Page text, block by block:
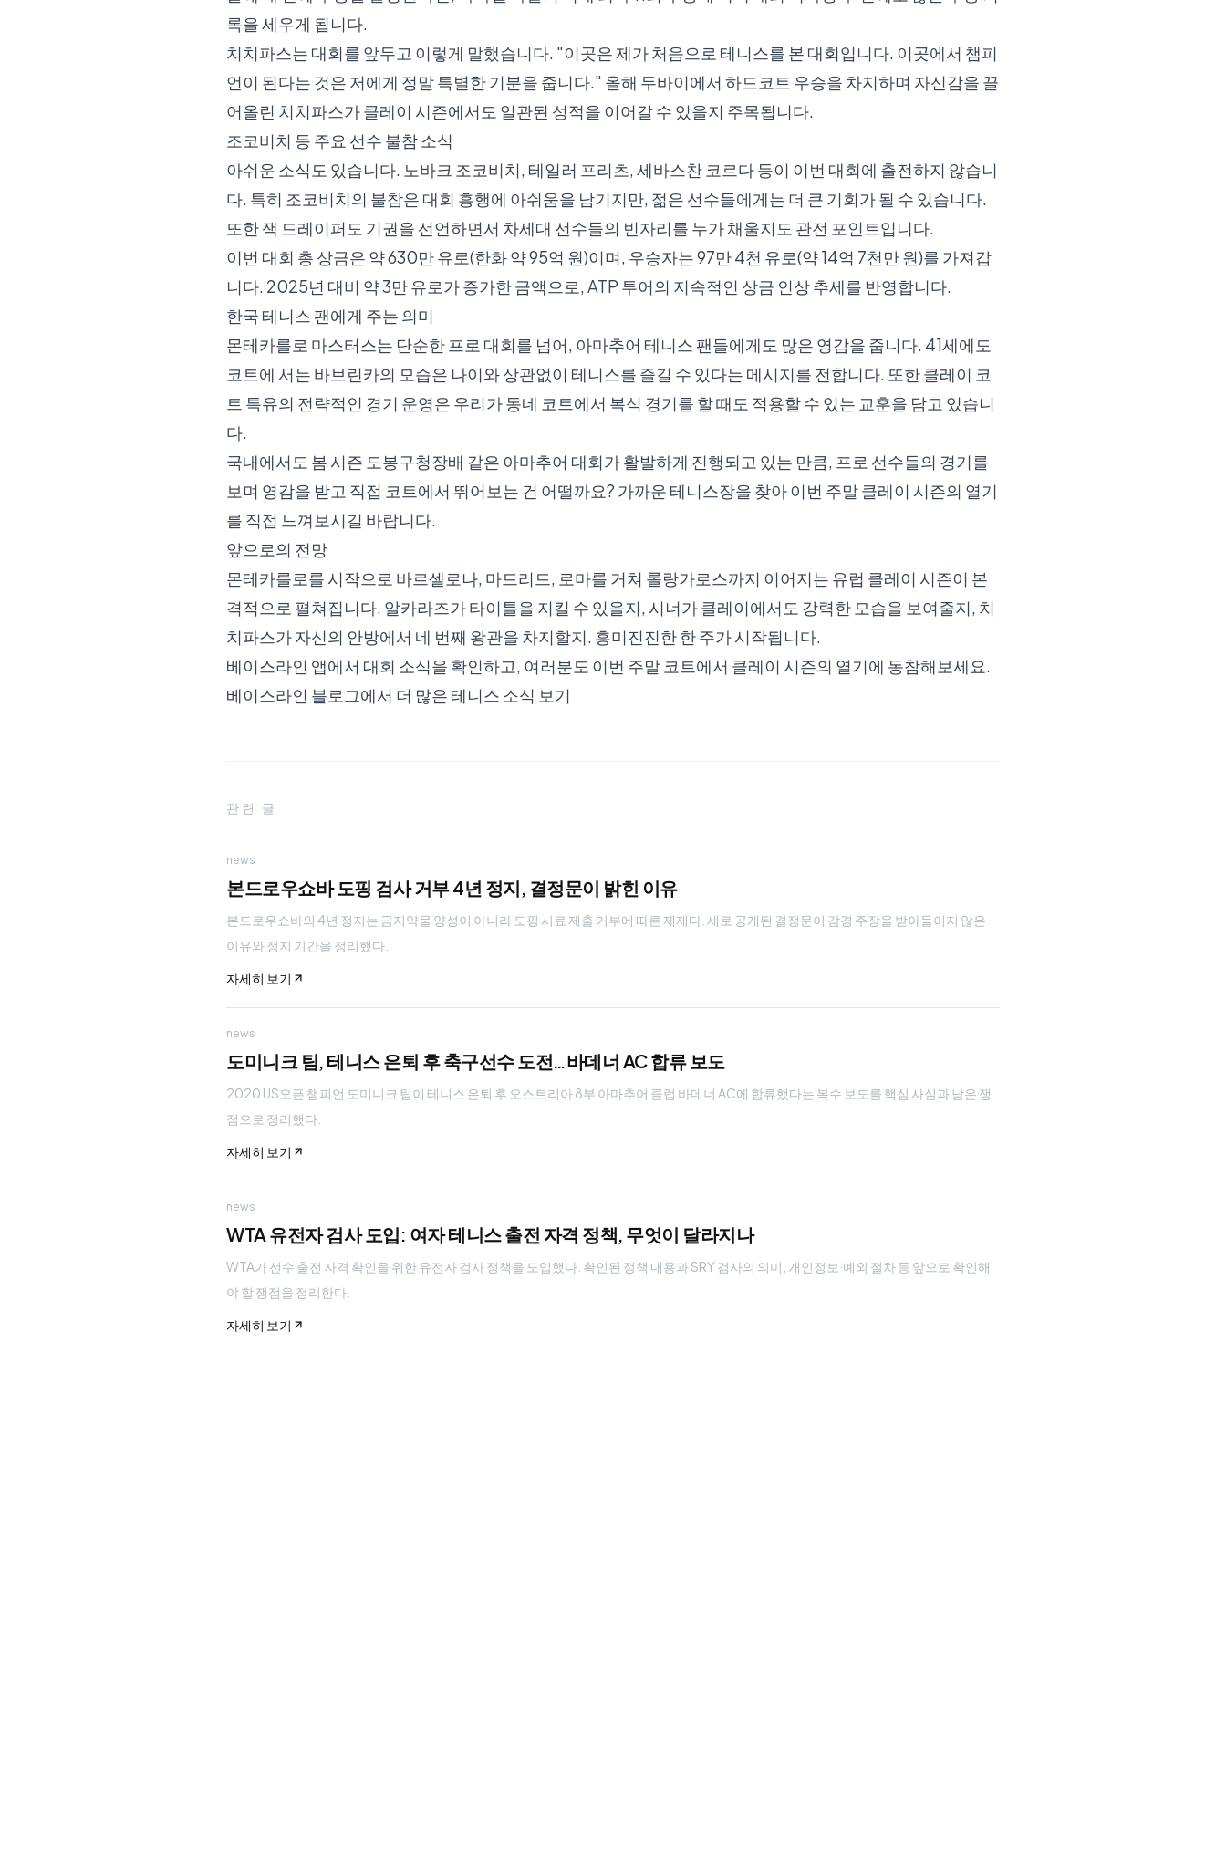
록을 세우게 됩니다.
치치파스는 대회를 앞두고 이렇게 말했습니다. "이곳은 제가 처음으로 테니스를 본 대회입니다. 이곳에서 챔피
언이 된다는 것은 저에게 정말 특별한 기분을 줍니다." 올해 두바이에서 하드코트 우승을 차지하며 자신감을 끌
어올린 치치파스가 클레이 시즌에서도 일관된 성적을 이어갈 수 있을지 주목됩니다.
조코비치 등 주요 선수 불참 소식
아쉬운 소식도 있습니다. 노바크 조코비치, 테일러 프리츠, 세바스찬 코르다 등이 이번 대회에 출전하지 않습니
다. 특히 조코비치의 불참은 대회 흥행에 아쉬움을 남기지만, 젊은 선수들에게는 더 큰 기회가 될 수 있습니다.
또한 잭 드레이퍼도 기권을 선언하면서 차세대 선수들의 빈자리를 누가 채울지도 관전 포인트입니다.
이번 대회 총 상금은 약 630만 유로(한화 약 95억 원)이며, 우승자는 97만 4천 유로(약 14억 7천만 원)를 가져갑
니다. 2025년 대비 약 3만 유로가 증가한 금액으로, ATP 투어의 지속적인 상금 인상 추세를 반영합니다.
한국 테니스 팬에게 주는 의미
몬테카를로 마스터스는 단순한 프로 대회를 넘어, 아마추어 테니스 팬들에게도 많은 영감을 줍니다. 41세에도
코트에 서는 바브린카의 모습은 나이와 상관없이 테니스를 즐길 수 있다는 메시지를 전합니다. 또한 클레이 코
트 특유의 전략적인 경기 운영은 우리가 동네 코트에서 복식 경기를 할 때도 적용할 수 있는 교훈을 담고 있습니
다.
국내에서도 봄 시즌 도봉구청장배 같은 아마추어 대회가 활발하게 진행되고 있는 만큼, 프로 선수들의 경기를
보며 영감을 받고 직접 코트에서 뛰어보는 건 어떨까요? 가까운 테니스장을 찾아 이번 주말 클레이 시즌의 열기
를 직접 느껴보시길 바랍니다.
앞으로의 전망
몬테카를로를 시작으로 바르셀로나, 마드리드, 로마를 거쳐 롤랑가로스까지 이어지는 유럽 클레이 시즌이 본
격적으로 펼쳐집니다. 알카라즈가 타이틀을 지킬 수 있을지, 시너가 클레이에서도 강력한 모습을 보여줄지, 치
치파스가 자신의 안방에서 네 번째 왕관을 차지할지. 흥미진진한 한 주가 시작됩니다.
베이스라인 앱에서 대회 소식을 확인하고, 여러분도 이번 주말 코트에서 클레이 시즌의 열기에 동참해보세요.
베이스라인 블로그에서 더 많은 테니스 소식 보기
관련 글
news
본드로우쇼바 도핑 검사 거부 4년 정지, 결정문이 밝힌 이유
본드로우쇼바의 4년 정지는 금지약물 양성이 아니라 도핑 시료 제출 거부에 따른 제재다. 새로 공개된 결정문이 감경 주장을 받아들이지 않은
이유와 정지 기간을 정리했다.
자세히 보기
news
도미니크 팀, 테니스 은퇴 후 축구선수 도전…바데너 AC 합류 보도
2020 US오픈 챔피언 도미니크 팀이 테니스 은퇴 후 오스트리아 8부 아마추어 클럽 바데너 AC에 합류했다는 복수 보도를 핵심 사실과 남은 쟁
점으로 정리했다.
자세히 보기
news
WTA 유전자 검사 도입: 여자 테니스 출전 자격 정책, 무엇이 달라지나
WTA가 선수 출전 자격 확인을 위한 유전자 검사 정책을 도입했다. 확인된 정책 내용과 SRY 검사의 의미, 개인정보·예외 절차 등 앞으로 확인해
야 할 쟁점을 정리한다.
자세히 보기